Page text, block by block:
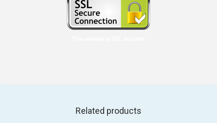
Related products